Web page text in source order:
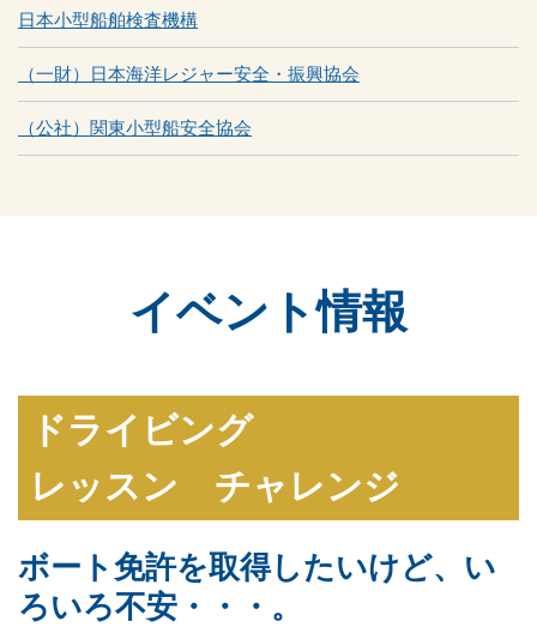
日本小型船舶検査機構
（一財）日本海洋レジャー安全・振興協会
（公社）関東小型船安全協会
イベント情報
ドライビング
レッスン チャレンジ
ボート免許を取得したいけど、い
ろいろ不安・・・。